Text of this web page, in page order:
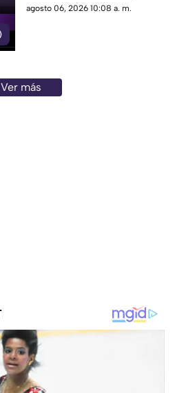
por leyes ocultas y fuerzas
agosto 06, 2026 10:08 a. m.
Ver más